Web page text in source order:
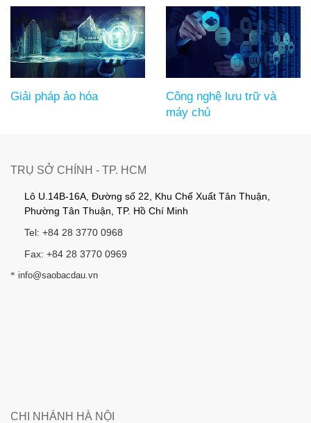
Giải pháp ảo hóa
Công nghệ lưu trữ và
máy chủ
TRỤ SỞ CHÍNH - TP. HCM
Lô U.14B-16A, Đường số 22, Khu Chế Xuất Tân Thuận,
Phường Tân Thuận, TP. Hồ Chí Minh
Tel: +84 28 3770 0968
Fax: +84 28 3770 0969
* info@saobacdau.vn
CHI NHÁNH HÀ NỘI